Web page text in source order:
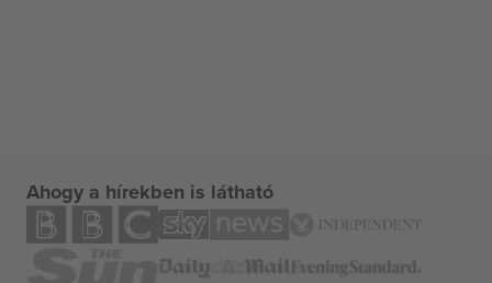
Ahogy a hírekben is látható